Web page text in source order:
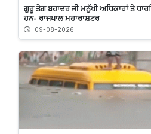
ਗੁਰੂ ਤੇਗ ਬਹਾਦਰ ਜੀ ਮਨੁੱਖੀ ਅਧਿਕਾਰਾਂ ਤੇ
ਹਨ- ਰਾਜਪਾਲ ਮਹਾਰਾਸ਼ਟਰ
09-08-2026